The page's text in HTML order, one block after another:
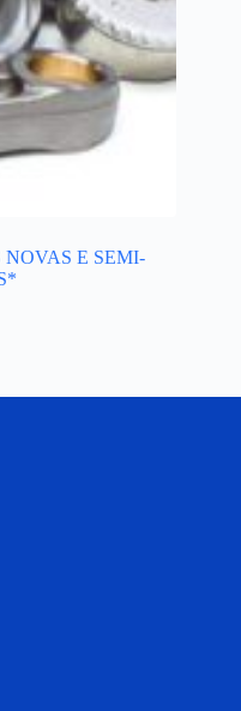
NOVAS E SEMI-